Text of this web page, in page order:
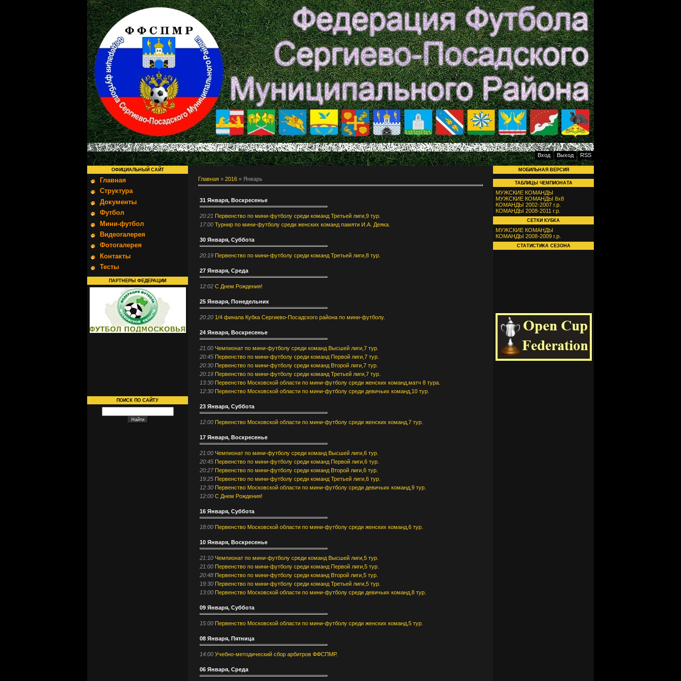
Вход Выход RSS
ОФИЦИАЛЬНЫЙ САЙТ
Главная
Структура
Документы
Футбол
Мини-футбол
Видеогалерея
Фотогалерея
Контакты
Тесты
ПАРТНЕРЫ ФЕДЕРАЦИИ
ПОИСК ПО САЙТУ
Главная » 2016 » Январь
31 Января, Воскресенье
20:21 Первенство по мини-футболу среди команд Третьей лиги,9 тур.
17:00 Турнир по мини-футболу среди женских команд памяти И.А. Деяка.
30 Января, Суббота
20:19 Первенство по мини-футболу среди команд Третьей лиги,8 тур.
27 Января, Среда
12:02 С Днем Рождения!
25 Января, Понедельник
20:20 1/4 финала Кубка Сергиево-Посадского района по мини-футболу.
24 Января, Воскресенье
21:00 Чемпионат по мини-футболу среди команд Высшей лиги,7 тур.
20:45 Первенство по мини-футболу среди команд Первой лиги,7 тур.
20:30 Первенство по мини-футболу среди команд Второй лиги,7 тур.
20:19 Первенство по мини-футболу среди команд Третьей лиги,7 тур.
13:30 Первенство Московской области по мини-футболу среди женских команд,матч 8 тура.
12:30 Первенство Московской области по мини-футболу среди девичьих команд,10 тур.
23 Января, Суббота
12:00 Первенство Московской области по мини-футболу среди женских команд,7 тур.
17 Января, Воскресенье
21:00 Чемпионат по мини-футболу среди команд Высшей лиги,6 тур.
20:45 Первенство по мини-футболу среди команд Первой лиги,6 тур.
20:27 Первенство по мини-футболу среди команд Второй лиги,6 тур.
19:25 Первенство по мини-футболу среди команд Третьей лиги,6 тур.
12:30 Первенство Московской области по мини-футболу среди девичьих команд,9 тур.
12:00 С Днем Рождения!
16 Января, Суббота
18:00 Первенство Московской области по мини-футболу среди женских команд,6 тур.
10 Января, Воскресенье
21:10 Чемпионат по мини-футболу среди команд Высшей лиги,5 тур.
21:00 Первенство по мини-футболу среди команд Первой лиги,5 тур.
20:48 Первенство по мини-футболу среди команд Второй лиги,5 тур.
19:30 Первенство по мини-футболу среди команд Третьей лиги,5 тур.
13:00 Первенство Московской области по мини-футболу среди девичьих команд,8 тур.
09 Января, Суббота
15:00 Первенство Московской области по мини-футболу среди женских команд,5 тур.
08 Января, Пятница
14:00 Учебно-методический сбор арбитров ФФСПМР.
06 Января, Среда
МОБИЛЬНАЯ ВЕРСИЯ
ТАБЛИЦЫ ЧЕМПИОНАТА
МУЖСКИЕ КОМАНДЫ
МУЖСКИЕ КОМАНДЫ 8х8
КОМАНДЫ 2002-2007 г.р.
КОМАНДЫ 2008-2011 г.р.
СЕТКИ КУБКА
МУЖСКИЕ КОМАНДЫ
КОМАНДЫ 2008-2009 г.р.
СТАТИСТИКА СЕЗОНА